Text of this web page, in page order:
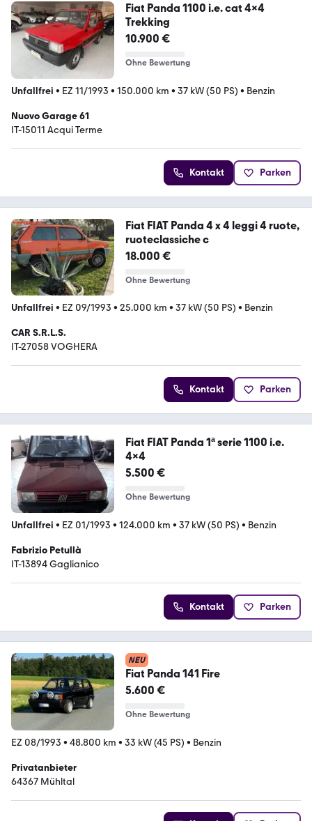
Fiat Panda 1100 i.e. cat 4x4
Trekking
10.900 €
Ohne Bewertung
Unfallfrei • EZ 11/1993 • 150.000 km • 37 kW (50 PS) • Benzin
Nuovo Garage 61
IT-15011 Acqui Terme
Kontakt Parken
Fiat FIAT Panda 4 x 4 leggi 4 ruote,
ruoteclassiche c
18.000 €
Ohne Bewertung
Unfallfrei • EZ 09/1993 • 25.000 km • 37 kW (50 PS) • Benzin
CAR S.R.L.S.
IT-27058 VOGHERA
Kontakt Parken
Fiat FIAT Panda 1ª serie 1100 i.e.
4x4
5.500 €
Ohne Bewertung
Unfallfrei • EZ 01/1993 • 124.000 km • 37 kW (50 PS) • Benzin
Fabrizio Petullà
IT-13894 Gaglianico
Kontakt Parken
NEU
Fiat Panda 141 Fire
5.600 €
Ohne Bewertung
EZ 08/1993 • 48.800 km • 33 kW (45 PS) • Benzin
Privatanbieter
64367 Mühltal